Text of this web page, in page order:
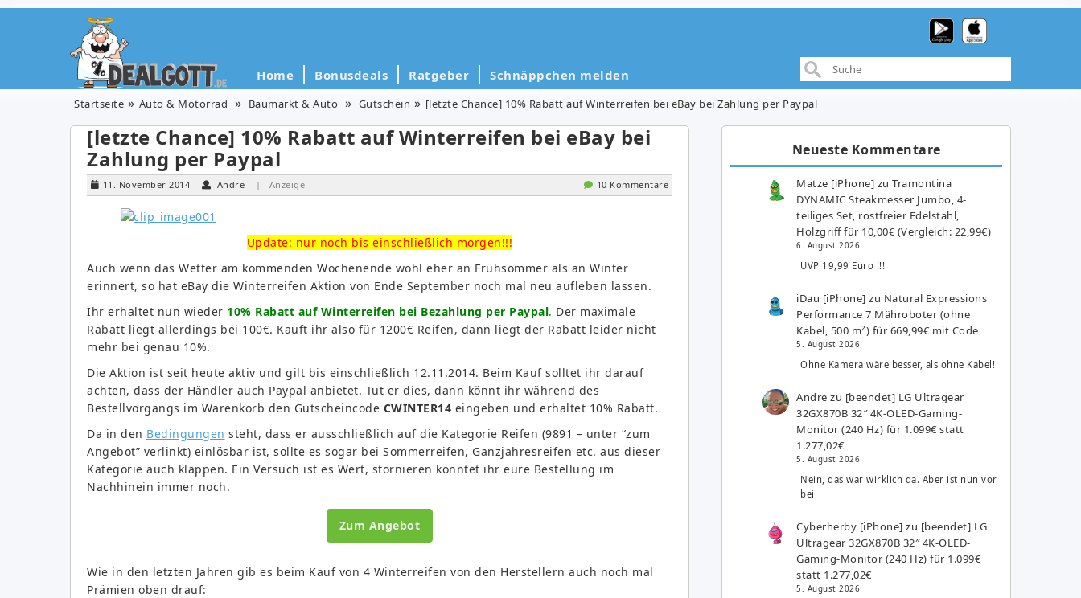
Home Bonusdeals Ratgeber Schnäppchen melden
Startseite Auto & Motorrad Baumarkt & Auto Gutschein [letzte Chance] 10% Rabatt auf Winterreifen bei eBay bei Zahlung per Paypal
[letzte Chance] 10% Rabatt auf Winterreifen bei eBay bei
Zahlung per Paypal
11. November 2014 Andre | Anzeige 10 Kommentare
Update: nur noch bis einschließlich morgen!!!
Auch wenn das Wetter am kommenden Wochenende wohl eher an Frühsommer als an Winter
erinnert, so hat eBay die Winterreifen Aktion von Ende September noch mal neu aufleben lassen.
Ihr erhaltet nun wieder 10% Rabatt auf Winterreifen bei Bezahlung per Paypal. Der maximale
Rabatt liegt allerdings bei 100€. Kauft ihr also für 1200€ Reifen, dann liegt der Rabatt leider nicht
mehr bei genau 10%.
Die Aktion ist seit heute aktiv und gilt bis einschließlich 12.11.2014. Beim Kauf solltet ihr darauf
achten, dass der Händler auch Paypal anbietet. Tut er dies, dann könnt ihr während des
Bestellvorgangs im Warenkorb den Gutscheincode CWINTER14 eingeben und erhaltet 10% Rabatt.
Da in den Bedingungen steht, dass er ausschließlich auf die Kategorie Reifen (9891 – unter “zum
Angebot” verlinkt) einlösbar ist, sollte es sogar bei Sommerreifen, Ganzjahresreifen etc. aus dieser
Kategorie auch klappen. Ein Versuch ist es Wert, stornieren könntet ihr eure Bestellung im
Nachhinein immer noch.
Zum Angebot
Wie in den letzten Jahren gib es beim Kauf von 4 Winterreifen von den Herstellern auch noch mal
Prämien oben drauf:
Neueste Kommentare
Matze [iPhone] zuTramontina
DYNAMIC Steakmesser Jumbo, 4-
teiliges Set, rostfreier Edelstahl,
Holzgriff für 10,00€ (Vergleich: 22,99€)
6. August 2026
UVP 19,99 Euro !!!
iDau [iPhone] zu Natural Expressions
Performance 7 Mähroboter (ohne
Kabel, 500 m²) für 669,99€ mit Code
5. August 2026
Ohne Kamera wäre besser, als ohne Kabel!
Andre zu [beendet] LG Ultragear
32GX870B 32″ 4K-OLED-Gaming-
Monitor (240 Hz) für 1.099€ statt
1.277,02€
5. August 2026
Nein, das war wirklich da. Aber ist nun vor
bei
Cyberherby [iPhone] zu [beendet] LG
Ultragear 32GX870B 32″ 4K-OLED-
Gaming-Monitor (240 Hz) für 1.099€
statt 1.277,02€
5. August 2026